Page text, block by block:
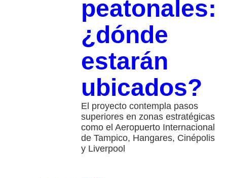
peatonales:
¿dónde
estarán
ubicados?
El proyecto contempla pasos
superiores en zonas estratégicas
como el Aeropuerto Internacional
de Tampico, Hangares, Cinépolis
y Liverpool